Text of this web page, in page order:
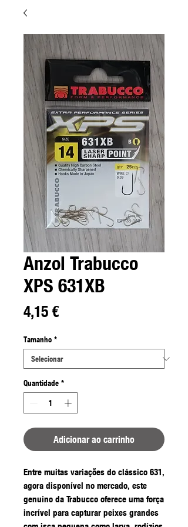
Anzol Trabucco
XPS 631XB
4,15 €Preço
Tamanho *
Quantidade *
Adicionar ao carrinho
Entre muitas variações do clássico 631,
agora disponível no mercado, este
genuíno da Trabucco oferece uma força
incrível para capturar peixes grandes